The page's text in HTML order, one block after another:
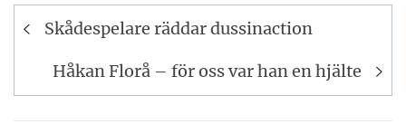
Inläggsnavigering
Skådespelare räddar dussinaction
Håkan Florå – för oss var han en hjälte